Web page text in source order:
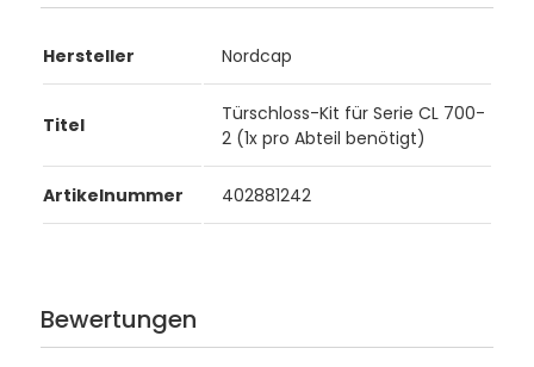
Hersteller Nordcap
Titel
Türschloss-Kit für Serie CL 700-
2 (1x pro Abteil benötigt)
Artikelnummer 402881242
Bewertungen